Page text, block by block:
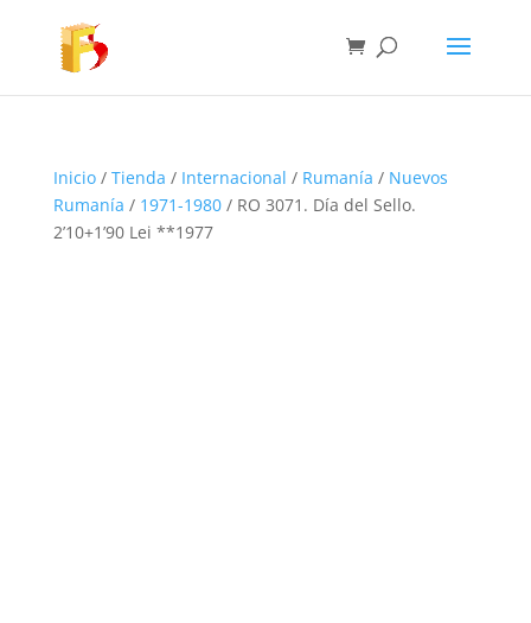
Inicio/ Tienda / Internacional / Rumanía / Nuevos
Rumanía / 1971-1980/ RO 3071. Día del Sello.
2’10+1’90 Lei **1977